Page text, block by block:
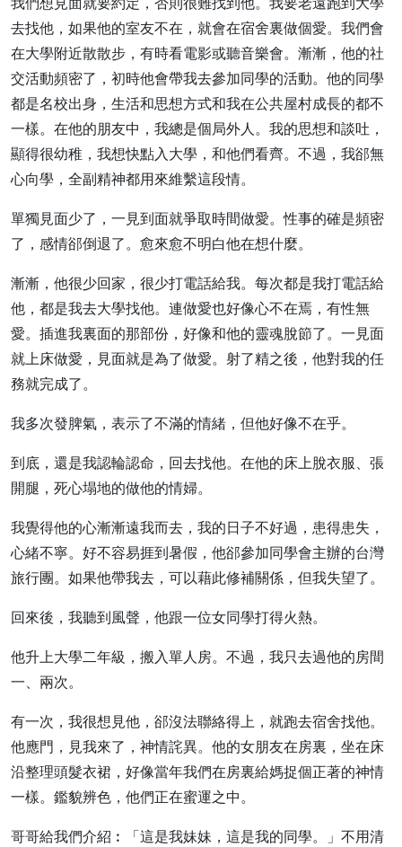
我們想見面就要約定，否則很難找到他。我要老遠跑到大學
去找他，如果他的室友不在，就會在宿舍裏做個愛。我們會
在大學附近散散步，有時看電影或聽音樂會。漸漸，他的社
交活動頻密了，初時他會帶我去參加同學的活動。他的同學
都是名校出身，生活和思想方式和我在公共屋村成長的都不
一樣。在他的朋友中，我總是個局外人。我的思想和談吐，
顯得很幼稚，我想快點入大學，和他們看齊。不過，我郤無
心向學，全副精神都用來維繫這段情。
單獨見面少了，一見到面就爭取時間做愛。性事的確是頻密
了，感情郤倒退了。愈來愈不明白他在想什麼。
漸漸，他很少回家，很少打電話給我。每次都是我打電話給
他，都是我去大學找他。連做愛也好像心不在焉，有性無
愛。插進我裏面的那部份，好像和他的靈魂脫節了。一見面
就上床做愛，見面就是為了做愛。射了精之後，他對我的任
務就完成了。
我多次發脾氣，表示了不滿的情緒，但他好像不在乎。
到底，還是我認輪認命，回去找他。在他的床上脫衣服、張
開腿，死心塌地的做他的情婦。
我覺得他的心漸漸遠我而去，我的日子不好過，患得患失，
心緒不寧。好不容易捱到暑假，他郤參加同學會主辦的台灣
旅行團。如果他帶我去，可以藉此修補關係，但我失望了。
回來後，我聽到風聲，他跟一位女同學打得火熱。
他升上大學二年級，搬入單人房。不過，我只去過他的房間
一、兩次。
有一次，我很想見他，郤沒法聯絡得上，就跑去宿舍找他。
他應門，見我來了，神情詫異。他的女朋友在房裏，坐在床
沿整理頭髮衣裙，好像當年我們在房裏給媽捉個正著的神情
一樣。鑑貌辨色，他們正在蜜運之中。
哥哥給我們介紹︰「這是我妹妹，這是我的同學。」不用清